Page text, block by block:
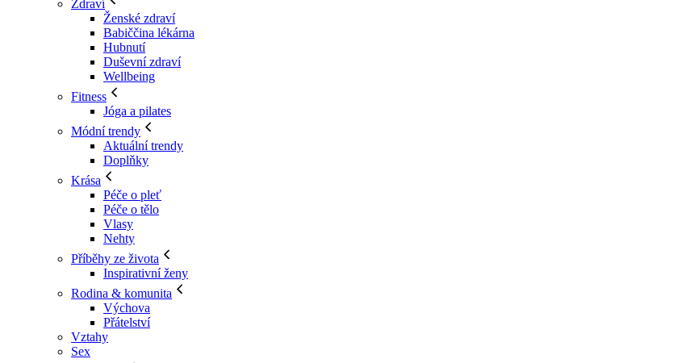
Zdraví
Ženské zdraví
Babiččina lékárna
Hubnutí
Duševní zdraví
Wellbeing
Fitness
Jóga a pilates
Módní trendy
Aktuální trendy
Doplňky
Krása
Péče o pleť
Péče o tělo
Vlasy
Nehty
Příběhy ze života
Inspirativní ženy
Rodina & komunita
Výchova
Přátelství
Vztahy
Sex